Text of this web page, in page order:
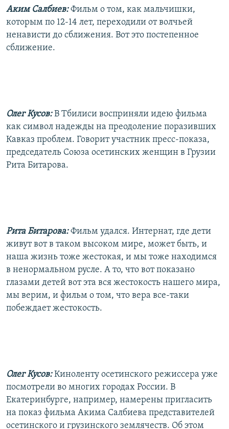
Аким Салбиев:Фильм о том, как мальчишки,
которым по 12-14 лет, переходили от волчьей
ненависти до сближения. Вот это постепенное
сближение.
Олег Кусов:В Тбилиси восприняли идею фильма
как символ надежды на преодоление поразивших
Кавказ проблем. Говорит участник пресс-показа,
председатель Союза осетинских женщин в Грузии
Рита Битарова.
Рита Битарова:Фильм удался. Интернат, где дети
живут вот в таком высоком мире, может быть, и
наша жизнь тоже жестокая, и мы тоже находимся
в ненормальном русле. А то, что вот показано
глазами детей вот эта вся жестокость нашего мира,
мы верим, и фильм о том, что вера все-таки
побеждает жестокость.
Олег Кусов:Киноленту осетинского режиссера уже
посмотрели во многих городах России. В
Екатеринбурге, например, намерены пригласить
на показ фильма Акима Салбиева представителей
осетинского и грузинского землячеств. Об этом